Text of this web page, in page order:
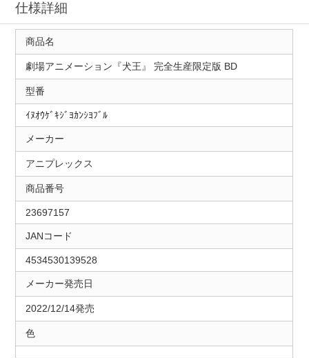
仕様詳細
商品名
劇場アニメーション『犬王』 完全生産限定版 BD
型番
ｲﾇｵｳｹﾞｷｼﾞﾖｶﾝｼﾖﾌﾞﾙ
メーカー
アニプレックス
商品番号
23697157
JANコード
4534530139528
メーカー発売日
2022/12/14発売
色